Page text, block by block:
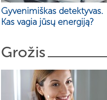
Gyvenimiškas detektyvas.
Kas vagia jūsų energiją?
Grožis